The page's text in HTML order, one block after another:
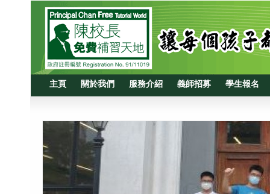
主頁 關於我們 服務介紹 義師招募 學生報名